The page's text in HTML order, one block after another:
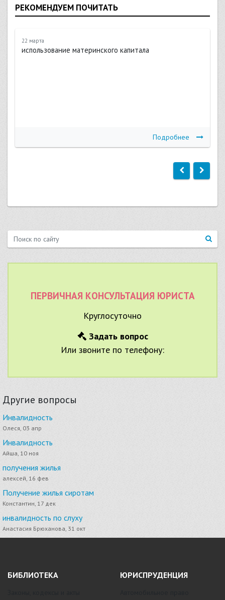
РЕКОМЕНДУЕМ ПОЧИТАТЬ
22 марта
использование материнского капитала
Подробнее
ПЕРВИЧНАЯ КОНСУЛЬТАЦИЯ ЮРИСТА
Круглосуточно
Задать вопрос
Или звоните по телефону:
Другие вопросы
Инвалидность
Олеся, 03 апр
Инвалидность
Айша, 10 ноя
получения жилья
алексей, 16 фев
Получение жилья сиротам
Константин, 17 дек
инвалидность по слуху
Анастасия Брюханова, 31 окт
БИБЛИОТЕКА ЮРИСПРУДЕНЦИЯ